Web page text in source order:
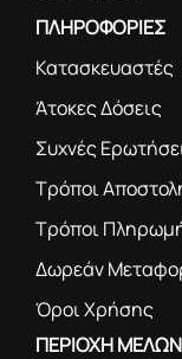
ΠΛΗΡΟΦΟΡΙΕΣ
Κατασκευαστές
Άτοκες Δόσεις
Συχνές
Τρόποι
Τρόποι
Δωρεάν
Όροι Χρήσης
ΠΕΡΙΟΧΗ ΜΕΛΩΝ